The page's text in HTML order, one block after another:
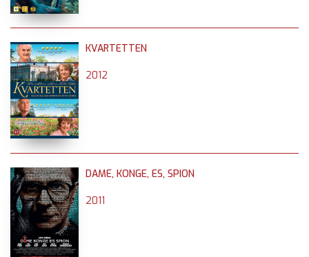
KVARTETTEN
2012
DAME, KONGE, ES, SPION
2011